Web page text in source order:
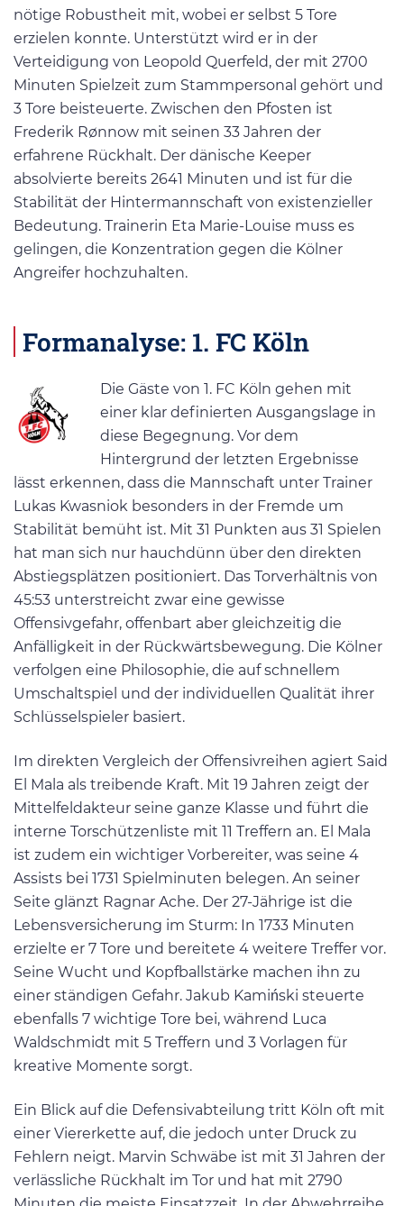
nötige Robustheit mit, wobei er selbst 5 Tore
erzielen konnte. Unterstützt wird er in der
Verteidigung von Leopold Querfeld, der mit 2700
Minuten Spielzeit zum Stammpersonal gehört und
3 Tore beisteuerte. Zwischen den Pfosten ist
Frederik Rønnow mit seinen 33 Jahren der
erfahrene Rückhalt. Der dänische Keeper
absolvierte bereits 2641 Minuten und ist für die
Stabilität der Hintermannschaft von existenzieller
Bedeutung. Trainerin Eta Marie-Louise muss es
gelingen, die Konzentration gegen die Kölner
Angreifer hochzuhalten.
Formanalyse: 1. FC Köln
Die Gäste von 1. FC Köln gehen mit
einer klar definierten Ausgangslage in
diese Begegnung. Vor dem
Hintergrund der letzten Ergebnisse
lässt erkennen, dass die Mannschaft unter Trainer
Lukas Kwasniok besonders in der Fremde um
Stabilität bemüht ist. Mit 31 Punkten aus 31 Spielen
hat man sich nur hauchdünn über den direkten
Abstiegsplätzen positioniert. Das Torverhältnis von
45:53 unterstreicht zwar eine gewisse
Offensivgefahr, offenbart aber gleichzeitig die
Anfälligkeit in der Rückwärtsbewegung. Die Kölner
verfolgen eine Philosophie, die auf schnellem
Umschaltspiel und der individuellen Qualität ihrer
Schlüsselspieler basiert.
Im direkten Vergleich der Offensivreihen agiert Said
El Mala als treibende Kraft. Mit 19 Jahren zeigt der
Mittelfeldakteur seine ganze Klasse und führt die
interne Torschützenliste mit 11 Treffern an. El Mala
ist zudem ein wichtiger Vorbereiter, was seine 4
Assists bei 1731 Spielminuten belegen. An seiner
Seite glänzt Ragnar Ache. Der 27-Jährige ist die
Lebensversicherung im Sturm: In 1733 Minuten
erzielte er 7 Tore und bereitete 4 weitere Treffer vor.
Seine Wucht und Kopfballstärke machen ihn zu
einer ständigen Gefahr. Jakub Kamiński steuerte
ebenfalls 7 wichtige Tore bei, während Luca
Waldschmidt mit 5 Treffern und 3 Vorlagen für
kreative Momente sorgt.
Ein Blick auf die Defensivabteilung tritt Köln oft mit
einer Viererkette auf, die jedoch unter Druck zu
Fehlern neigt. Marvin Schwäbe ist mit 31 Jahren der
verlässliche Rückhalt im Tor und hat mit 2790